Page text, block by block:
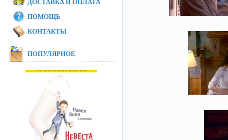
ДОСТАВКА И ОПЛАТА
ПОМОЩЬ
КОНТАКТЫ
ПОПУЛЯРНОЕ